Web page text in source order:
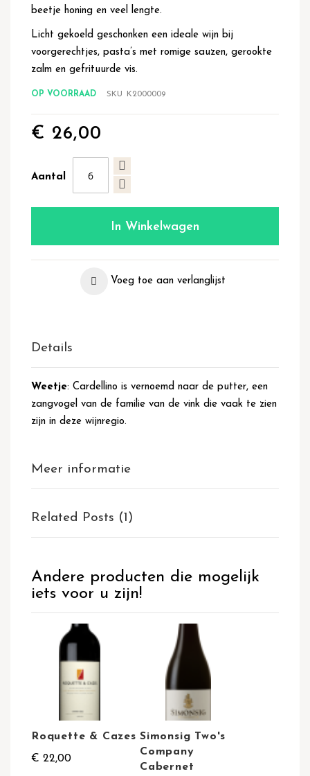
beetje honing en veel lengte.
Licht gekoeld geschonken een ideale wijn bij
voorgerechtjes, pasta’s met romige sauzen, gerookte
zalm en gefrituurde vis.
OP VOORRAAD SKU K2000009
€ 26,00
Aantal
In Winkelwagen
Voeg toe aan verlanglijst
Details
Weetje: Cardellino is vernoemd naar de putter, een
zangvogel van de familie van de vink die vaak te zien
zijn in deze wijnregio.
Meer informatie
Related Posts (1)
Andere producten die mogelijk
iets voor u zijn!
Roquette & Cazes
€ 22,00
Simonsig Two's
Company
Cabernet